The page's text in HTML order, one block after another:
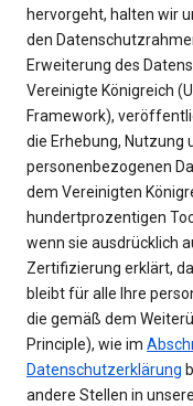
hervorgeht, halten wir
den
Erweiterung des
Vereinigte Königreich
Framework),
die Erhebung, Nutzung
personenbezogenen
dem Vereinigten
hundertprozentigen
wenn sie ausdrücklich
Zertifizierung erklärt,
bleibt für alle Ihre
die gemäß dem
Principle), wie im
Datenschutzerklärung
andere Stellen in